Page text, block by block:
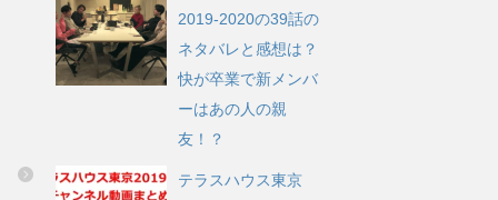
2019-2020の39話の
ネタバレと感想は？
快が卒業で新メンバ
ーはあの人の親
友！？
テラスハウス東京